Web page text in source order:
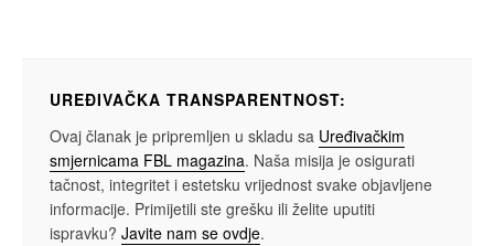
UREĐIVAČKA TRANSPARENTNOST:
Ovaj članak je pripremljen u skladu sa Uređivačkim
smjernicama FBL magazina. Naša misija je osigurati
tačnost, integritet i estetsku vrijednost svake objavljene
informacije. Primijetili ste grešku ili želite uputiti
ispravku? Javite nam se ovdje.